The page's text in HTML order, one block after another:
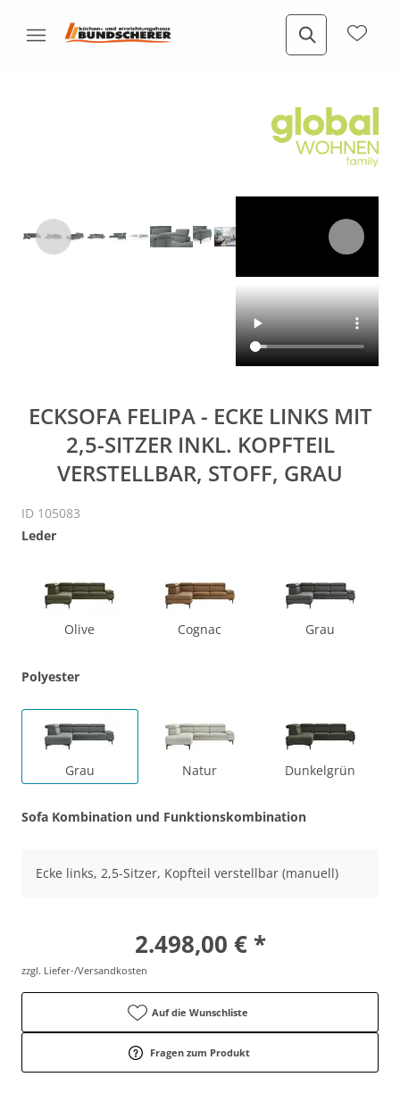
ECKSOFA FELIPA - ECKE LINKS MIT
2,5-SITZER INKL. KOPFTEIL
VERSTELLBAR, STOFF, GRAU
ID 105083
Leder
Olive Cognac Grau
Polyester
Grau Natur Dunkelgrün
Sofa Kombination und Funktionskombination
Ecke links, 2,5-Sitzer, Kopfteil verstellbar (manuell)
2.498,00 € *
zzgl. Liefer-/Versandkosten
Auf die Wunschliste
Fragen zum Produkt